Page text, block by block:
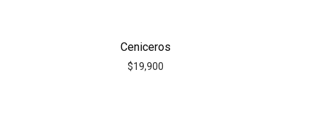
Ceniceros
$19,900